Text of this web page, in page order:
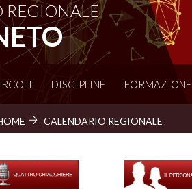
REGIONALE
DISCIPLINE FORMAZIONE
CALENDARIO REGIONALE